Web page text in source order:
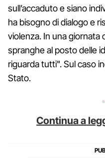
sull’accaduto e siano
ha bisogno di dialogo e
violenza. In una giornata
spranghe al posto delle
riguarda tutti". Sul caso
Stato.
Continua a